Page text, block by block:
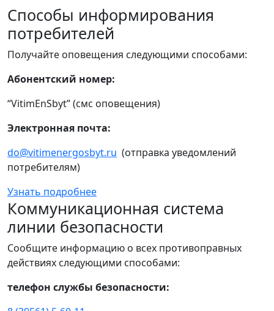
Способы информирования
потребителей
Получайте оповещения следующими способами:
Абонентский номер:
“VitimEnSbyt” (смс оповещения)
Электронная почта:
do@vitimenergosbyt.ru (отправка уведомлений
потребителям)
Узнать подробнее
Коммуникационная система
линии безопасности
Сообщите информацию о всех противоправных
действиях следующими способами:
телефон службы безопасности: